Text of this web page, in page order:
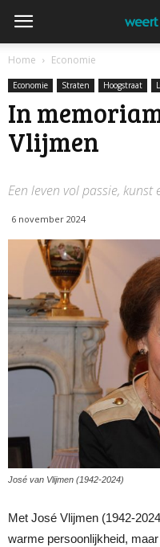
Home Economie
Economie Straten Hoogstraat
In
Vlijmen
Een leven vol passie,
6 november 2024
José van Vlijmen (1942-2024)
Met José Vlijmen (1942-
warme persoonlijkheid,